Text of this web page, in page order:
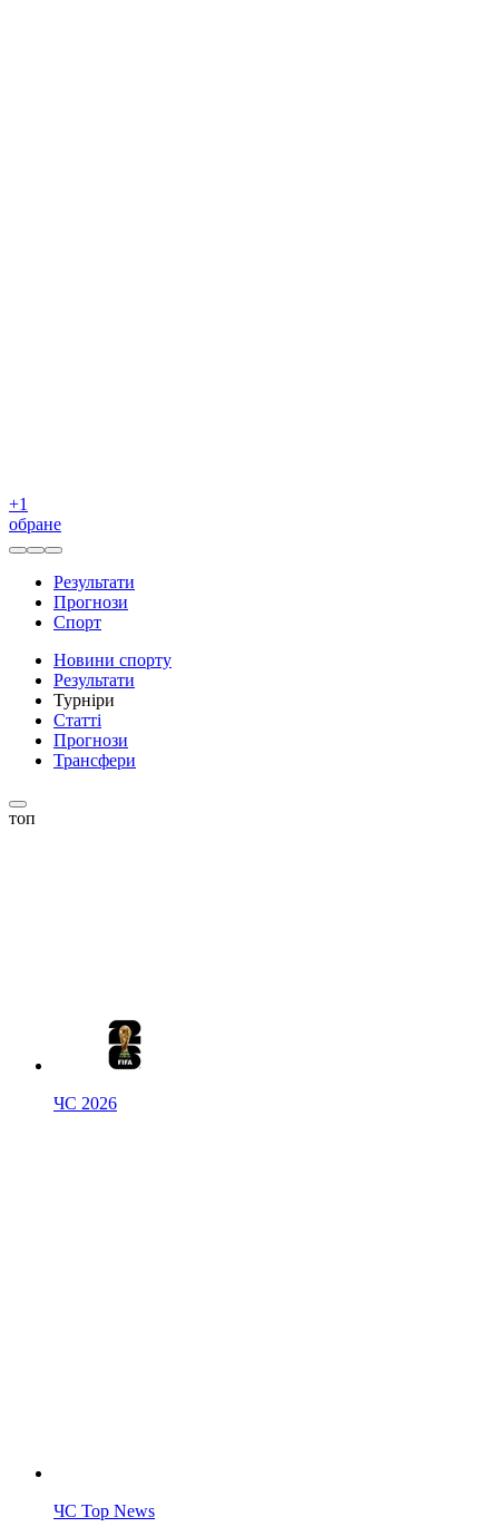
+1
обране
Результати
Прогнози
Спорт
Новини спорту
Результати
Турніри
Статті
Прогнози
Трансфери
топ
ЧС 2026
ЧС Top News